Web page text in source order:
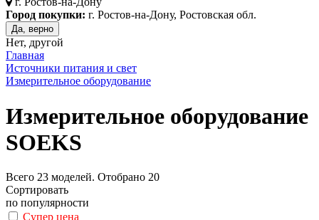
Город покупки: г. Ростов-на-Дону, Ростовская обл.
Да, верно
Нет, другой
Главная
Источники питания и свет
Измерительное оборудование
Измерительное оборудование
SOEKS
Всего 23 моделей. Отобрано 20
Сортировать
по популярности
Супер цена